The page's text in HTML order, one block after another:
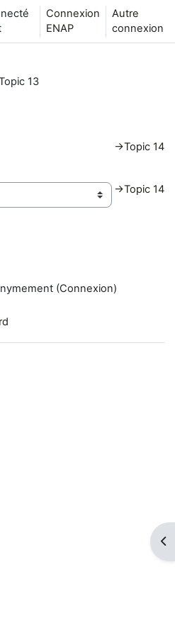
de recherche
Connexion
ENAP
Autre
connexion
13
→Topic 14
→Topic 14
(Connexion)